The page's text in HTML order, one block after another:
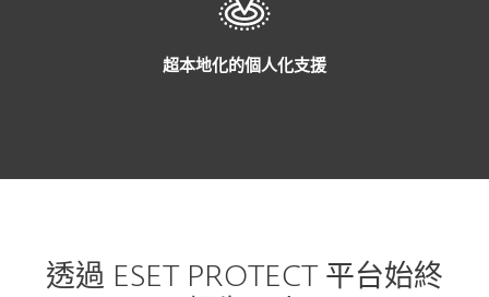
超本地化的個人化支援
透過 ESET PROTECT 平台始終